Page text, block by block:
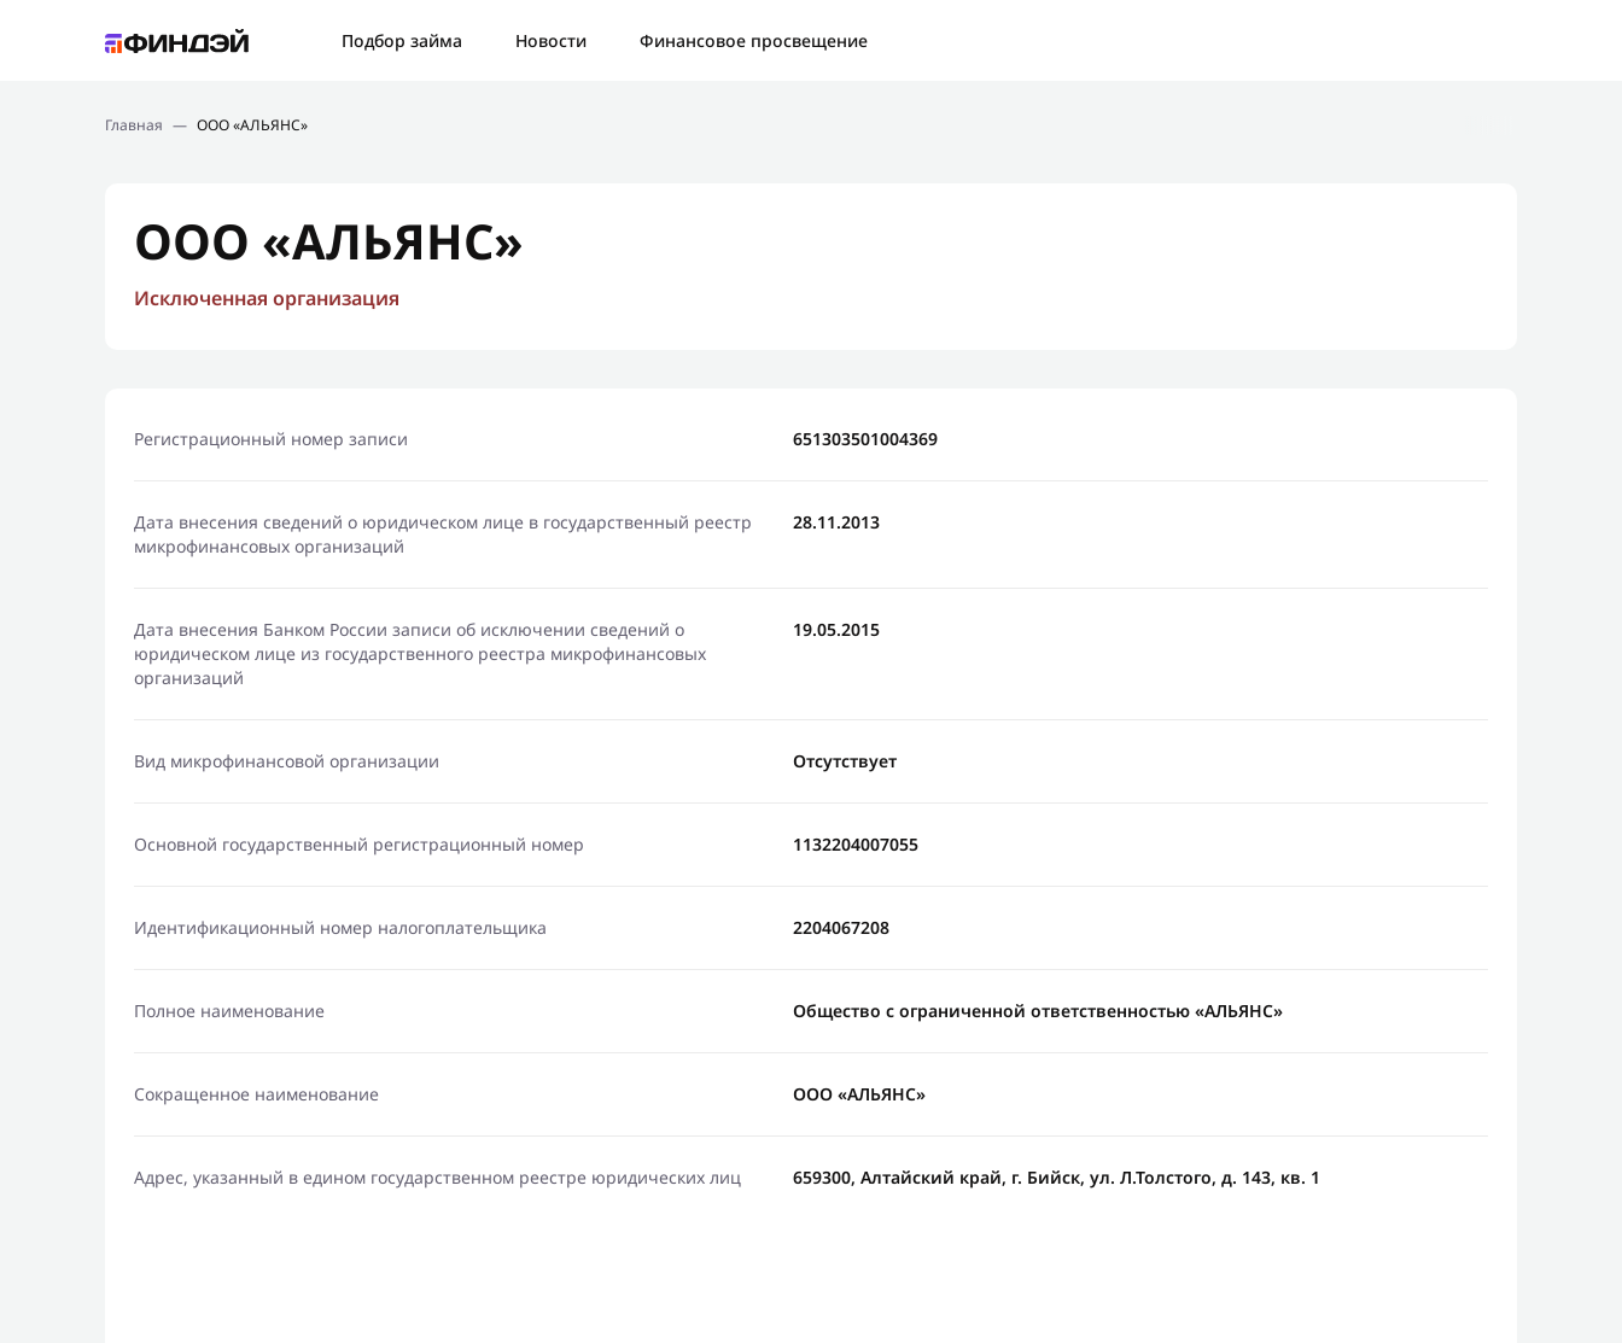
Подбор займа Новости
Финансовое просвещение
Новости
Главная — ООО «АЛЬЯНС»
ООО «АЛЬЯНС»
Исключенная организация
Регистрационный номер записи 651303501004369
Дата внесения сведений о юридическом лице в государственный реестр
микрофинансовых организаций
28.11.2013
Дата внесения Банком России записи об исключении сведений о
юридическом лице из государственного реестра микрофинансовых
организаций
19.05.2015
Вид микрофинансовой организации Отсутствует
Основной государственный регистрационный номер 1132204007055
Идентификационный номер налогоплательщика 2204067208
Полное наименование Общество с ограниченной ответственностью «АЛЬЯНС»
Сокращенное наименование ООО «АЛЬЯНС»
Адрес, указанный в едином государственном реестре юридических лиц 659300, Алтайский край, г. Бийск, ул. Л.Толстого, д. 143, кв. 1
Ошибка: Контактная форма не найдена.